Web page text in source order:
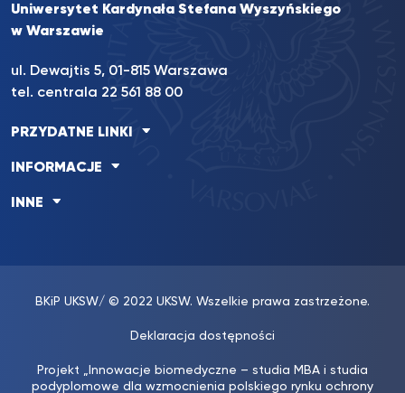
Uniwersytet Kardynała Stefana Wyszyńskiego
w Warszawie
ul. Dewajtis 5, 01-815 Warszawa
tel. centrala 22 561 88 00
PRZYDATNE LINKI
INFORMACJE
INNE
BKiP UKSW/ © 2022 UKSW. Wszelkie prawa zastrzeżone.
Deklaracja dostępności
Projekt „Innowacje biomedyczne – studia MBA i studia
podyplomowe dla wzmocnienia polskiego rynku ochrony